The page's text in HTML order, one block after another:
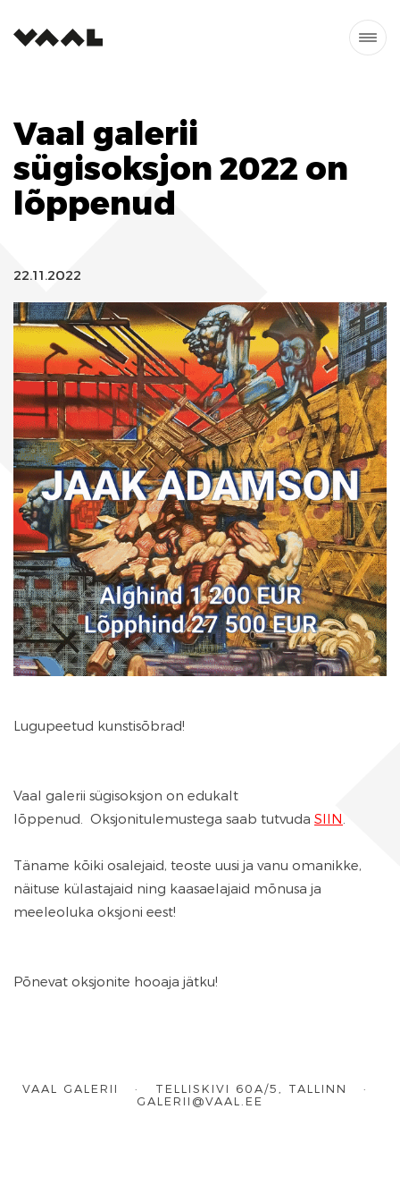
Vaal galerii
sügisoksjon 2022 on
lõppenud
22.11.2022
Lugupeetud kunstisõbrad!
Vaal galerii sügisoksjon on edukalt
lõppenud. Oksjonitulemustega saab tutvuda SIIN
Täname kõiki osalejaid, teoste uusi ja vanu omanikke,
näituse külastajaid ning kaasaelajaid mõnusa ja
meeleoluka oksjoni eest!
Põnevat oksjonite hooaja jätku!
VAAL GALERII · TELLISKIVI 60A/5, TALLINN ·
GALERII@VAAL.EE